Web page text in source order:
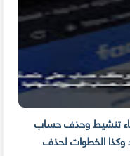
تنشيط وحذف حساب
الخطوات لحذف